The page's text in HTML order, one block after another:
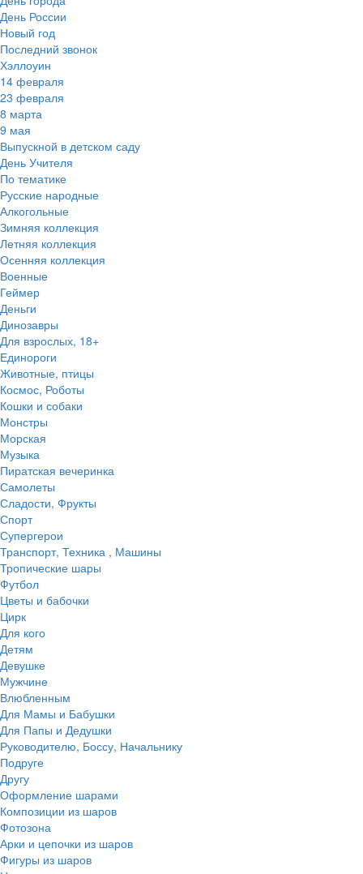
День России
Новый год
Последний звонок
Хэллоуин
14 февраля
23 февраля
8 марта
9 мая
Выпускной в детском саду
День Учителя
По тематике
Русские народные
Алкогольные
Зимняя коллекция
Летняя коллекция
Осенняя коллекция
Военные
Геймер
Деньги
Динозавры
Для взрослых, 18+
Единороги
Животные, птицы
Космос, Роботы
Кошки и собаки
Монстры
Морская
Музыка
Пиратская вечеринка
Самолеты
Сладости, Фрукты
Спорт
Супергерои
Транспорт, Техника , Машины
Тропические шары
Футбол
Цветы и бабочки
Цирк
Для кого
Детям
Девушке
Мужчине
Влюбленным
Для Мамы и Бабушки
Для Папы и Дедушки
Руководителю, Боссу, Начальнику
Подруге
Другу
Оформление шарами
Композиции из шаров
Фотозона
Арки и цепочки из шаров
Фигуры из шаров